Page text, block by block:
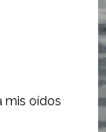
mis oídos